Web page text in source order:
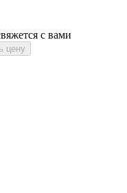
с вами
цену